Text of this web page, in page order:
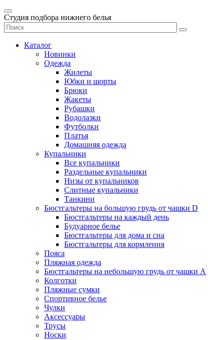
Студия подбора нижнего белья
Каталог
Новинки
Одежда
Жилеты
Юбки и шорты
Брюки
Жакеты
Рубашки
Водолазки
Футболки
Платья
Домашняя одежда
Купальники
Все купальники
Раздельные купальники
Низы от купальников
Слитные купальники
Танкини
Бюстгальтеры на большую грудь от чашки D
Бюстгальтеры на каждый день
Будуарное белье
Бюстгальтеры для дома и сна
Бюстгальтеры для кормления
Пояса
Пляжная одежда
Бюстгальтеры на небольшую грудь от чашки А
Колготки
Пляжные сумки
Спортивное белье
Чулки
Аксессуары
Трусы
Носки